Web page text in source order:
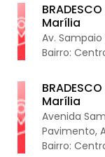
Marília
Av.
Bairro:
Marília
Avenida
Pavimento,
Bairro: